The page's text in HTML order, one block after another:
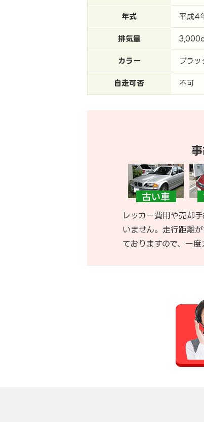
年式 平成4
排気量
カラー ブラッ
自走可否 不可
レッカー費用や売却
いません。走行距離
ておりますので、一度